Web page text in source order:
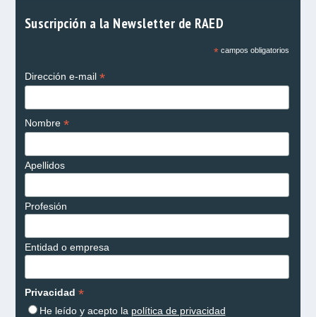
Suscripción a la Newsletter de RAED
*campos obligatorios
Dirección e-mail *
Nombre *
Apellidos
Profesión
Entidad o empresa
Privacidad *
He leído y acepto la política de privacidad